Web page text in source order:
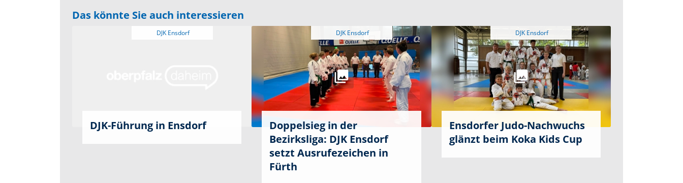
Das könnte Sie auch interessieren
DJK Ensdorf
DJK-Führung in Ensdorf
DJK Ensdorf
Doppelsieg in der
Bezirksliga: DJK Ensdorf
setzt Ausrufezeichen in
Fürth
DJK Ensdorf
Ensdorfer Judo-Nachwuchs
glänzt beim Koka Kids Cup